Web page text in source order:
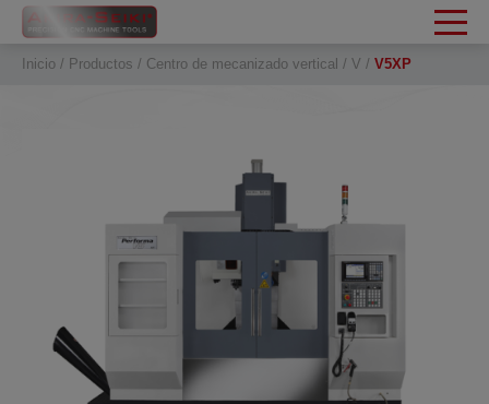
Inicio Productos Centro de mecanizado vertical V V5XP
Panel de gestión de cookies